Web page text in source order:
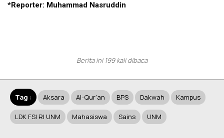
*Reporter: Muhammad Nasruddin
Berita ini 199 kali dibaca
Tag : Aksara Al-Qur'an BPS Dakwah Kampus
LDK FSI RI UNM Mahasiswa Sains UNM